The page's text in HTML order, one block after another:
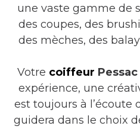
une vaste gamme de
des coupes, des
des mèches, des
Votre coiffeur Pessac
expérience, une
est toujours à l’écoute
guidera dans le choix